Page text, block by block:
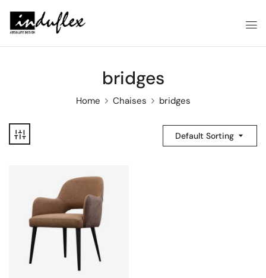
bridges
Home Chaises bridges
Default Sorting